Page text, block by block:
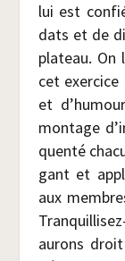
lui est
dats et de
pla­teau. On
cet
et
mon­tage
quen­té
gant et
aux
aurons